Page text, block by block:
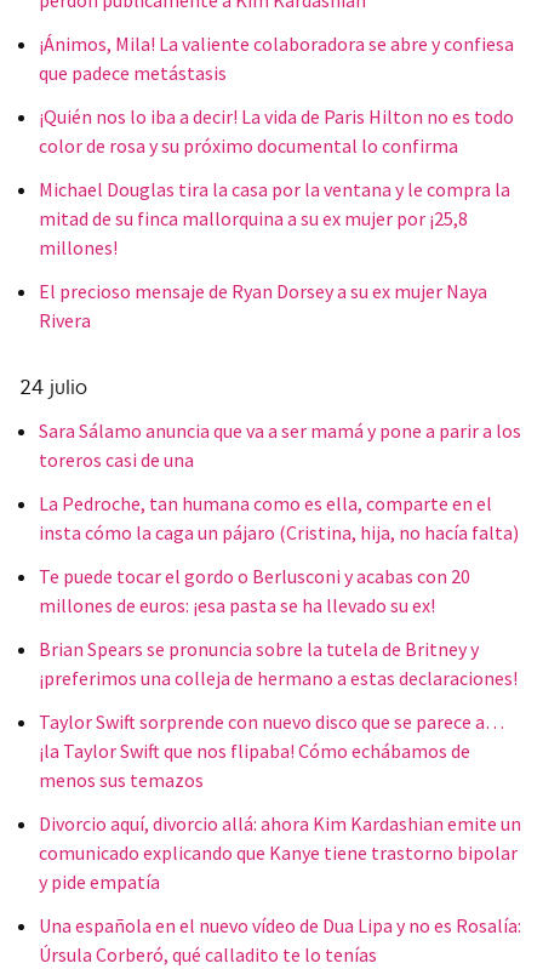
¡Ánimos, Mila! La valiente colaboradora se abre y confiesa
que padece metástasis
¡Quién nos lo iba a decir! La vida de Paris Hilton no es todo
color de rosa y su próximo documental lo confirma
Michael Douglas tira la casa por la ventana y le compra la
mitad de su finca mallorquina a su ex mujer por ¡25,8
millones!
El precioso mensaje de Ryan Dorsey a su ex mujer Naya
Rivera
24 julio
Sara Sálamo anuncia que va a ser mamá y pone a parir a los
toreros casi de una
La Pedroche, tan humana como es ella, comparte en el
insta cómo la caga un pájaro (Cristina, hija, no hacía falta)
Te puede tocar el gordo o Berlusconi y acabas con 20
millones de euros: ¡esa pasta se ha llevado su ex!
Brian Spears se pronuncia sobre la tutela de Britney y
¡preferimos una colleja de hermano a estas declaraciones!
Taylor Swift sorprende con nuevo disco que se parece a…
¡la Taylor Swift que nos flipaba! Cómo echábamos de
menos sus temazos
Divorcio aquí, divorcio allá: ahora Kim Kardashian emite un
comunicado explicando que Kanye tiene trastorno bipolar
y pide empatía
Una española en el nuevo vídeo de Dua Lipa y no es Rosalía:
Úrsula Corberó, qué calladito te lo tenías